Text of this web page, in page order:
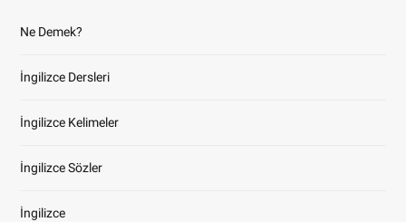
Ne Demek?
İngilizce Dersleri
İngilizce Kelimeler
İngilizce Sözler
İngilizce